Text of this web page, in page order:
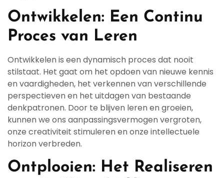
Ontwikkelen: Een Continu
Proces van Leren
Ontwikkelen is een dynamisch proces dat nooit
stilstaat. Het gaat om het opdoen van nieuwe kennis
en vaardigheden, het verkennen van verschillende
perspectieven en het uitdagen van bestaande
denkpatronen. Door te blijven leren en groeien,
kunnen we ons aanpassingsvermogen vergroten,
onze creativiteit stimuleren en onze intellectuele
horizon verbreden.
Ontplooien: Het Realiseren